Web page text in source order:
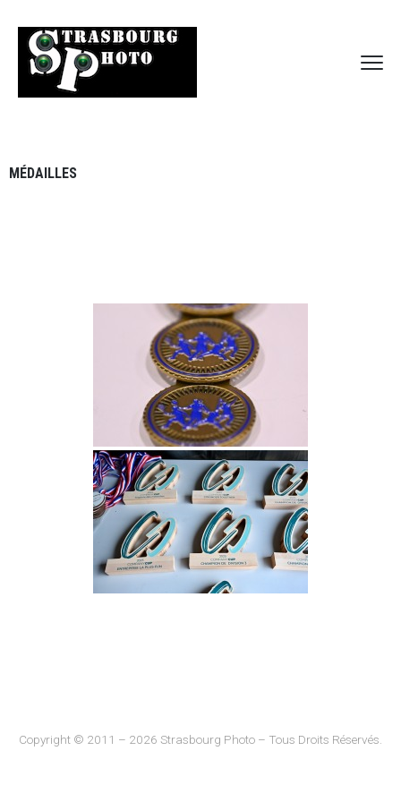
MÉDAILLES
Copyright © 2011 – 2026 Strasbourg Photo – Tous Droits Réservés.